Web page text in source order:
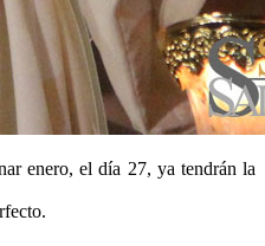
enero, el día 27, ya tendrán la